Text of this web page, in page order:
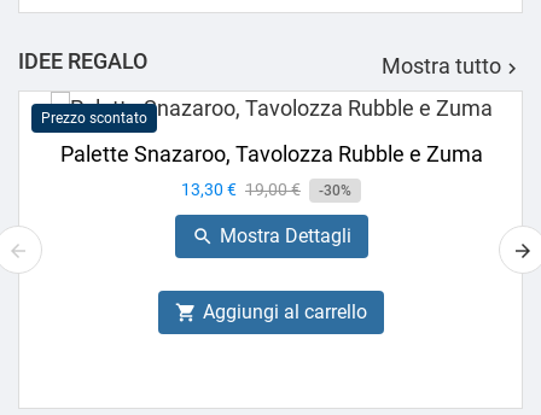
IDEE REGALO Mostra tutto 
Prezzo scontato
Palette Snazaroo, Tavolozza Rubble e Zuma
Prezzo
13,30 € Prezzo
base
19,00 € -30%
 Mostra Dettagli
 Aggiungi al carrello